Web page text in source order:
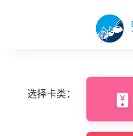
选择卡类：